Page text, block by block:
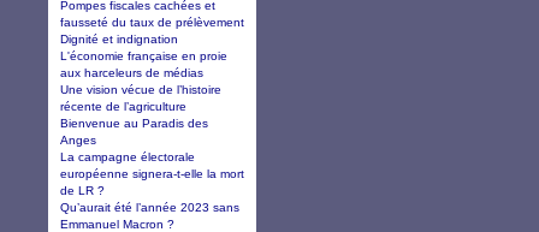
Pompes fiscales cachées et
fausseté du taux de prélèvement
Dignité et indignation
L'économie française en proie
aux harceleurs de médias
Une vision vécue de l’histoire
récente de l’agriculture
Bienvenue au Paradis des
Anges
La campagne électorale
européenne signera-t-elle la mort
de LR ?
Qu’aurait été l’année 2023 sans
Emmanuel Macron ?